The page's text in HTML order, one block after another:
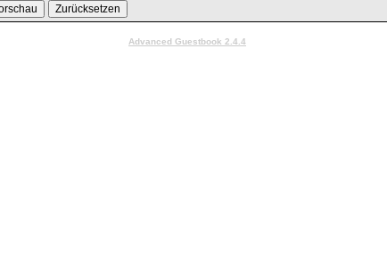
Advanced Guestbook 2.4.4